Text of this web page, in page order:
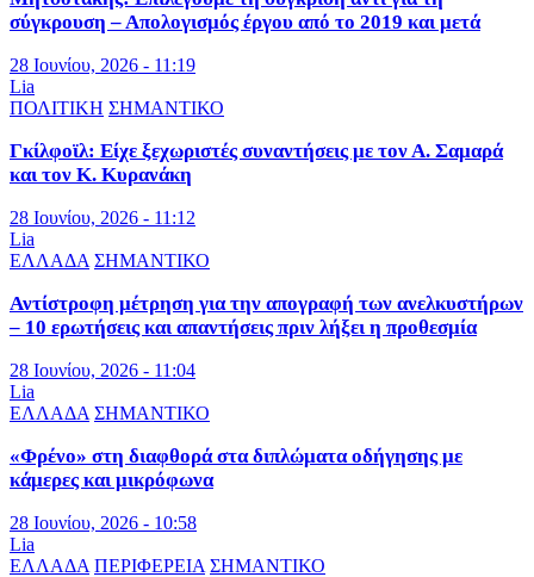
σύγκρουση – Απολογισμός έργου από το 2019 και μετά
28 Ιουνίου, 2026 - 11:19
Lia
ΠΟΛΙΤΙΚΗ ΣΗΜΑΝΤΙΚΟ
Γκίλφοϊλ: Είχε ξεχωριστές συναντήσεις με τον Α. Σαμαρά
και τον Κ. Κυρανάκη
28 Ιουνίου, 2026 - 11:12
Lia
ΕΛΛΑΔΑ ΣΗΜΑΝΤΙΚΟ
Αντίστροφη μέτρηση για την απογραφή των ανελκυστήρων
– 10 ερωτήσεις και απαντήσεις πριν λήξει η προθεσμία
28 Ιουνίου, 2026 - 11:04
Lia
ΕΛΛΑΔΑ ΣΗΜΑΝΤΙΚΟ
«Φρένο» στη διαφθορά στα διπλώματα οδήγησης με
κάμερες και μικρόφωνα
28 Ιουνίου, 2026 - 10:58
Lia
ΕΛΛΑΔΑ ΠΕΡΙΦΕΡΕΙΑ ΣΗΜΑΝΤΙΚΟ